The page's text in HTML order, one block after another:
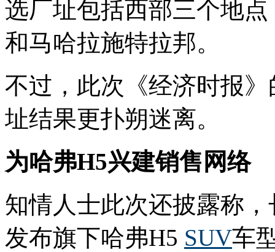
选厂址包括西部三个地
和马哈拉施特拉邦。
不过，此次《经济时报
址结果更扑朔迷离。
为哈弗H5兴建销售网络
知情人士此次还披露称
发布旗下哈弗H5 SUV车